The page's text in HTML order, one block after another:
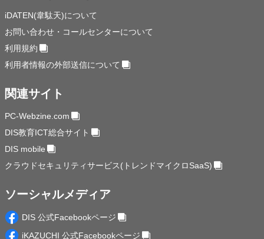
iDATEN(韋駄天)について
お問い合わせ・コールセンターについて
利用規約
利用者情報の外部送信について
関連サイト
PC-Webzine.com
DIS教育ICT総合サイト
DIS mobile
クラウドセキュリティサービス(トレンドマイクロSaaS)
ソーシャルメディア
DIS 公式Facebookページ
iKAZUCHI 公式Facebookページ